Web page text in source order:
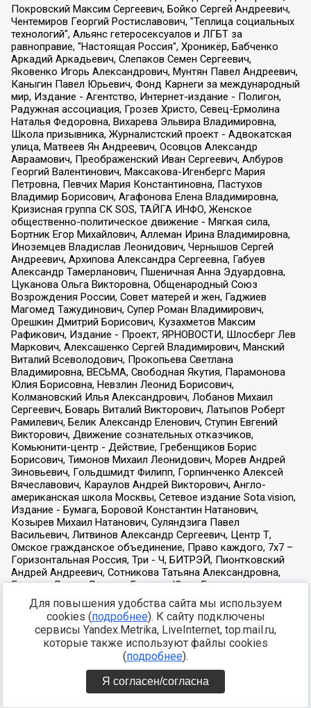
Для повышения удобства сайта мы используем
cookies (подробнее). К сайту подключены
сервисы Yandex.Metrika, LiveInternet, top.mail.ru,
которые также используют файлы cookies
(подробнее).
Я согласен/согласна